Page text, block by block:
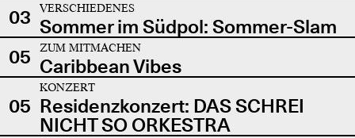
03
VERSCHIEDENES
Sommer im Südpol: Sommer-Slam
05
ZUM MITMACHEN
Caribbean Vibes
05
KONZERT
Residenzkonzert: DAS SCHREI
NICHT SO ORKESTRA